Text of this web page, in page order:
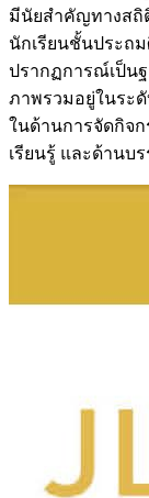
มีนัยสำคัญทางสถิ
นักเรียนชั้นประถ
ปรากฏการณ์เป็น
ภาพรวมอยู่ในระ
ในด้านการจัดกิจ
เรียนรู้ และด้านบ